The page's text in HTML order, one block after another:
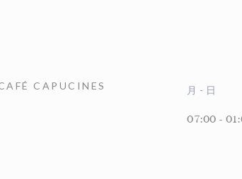
CAPUCINES 月 - 日
07:00 -